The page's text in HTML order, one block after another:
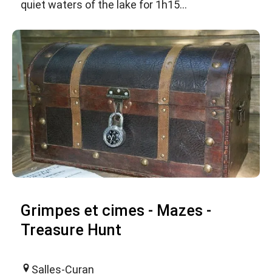
quiet waters of the lake for 1h15...
Grimpes et cimes - Mazes -
Treasure Hunt
Salles-Curan